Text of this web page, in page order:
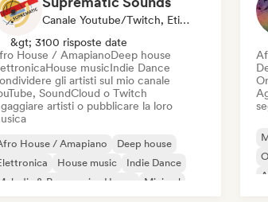
Canale Youtube/Twitch, Etichetta
&gt; 3100 risposte date
House / AmapianoDeep house
House musicIndie Dance
gli artisti sul mio canale
SoundCloud o Twitch
artisti o pubblicare la loro
House / Amapiano
Deep house
House music
Indie Dance
& Progressive House
Minimal